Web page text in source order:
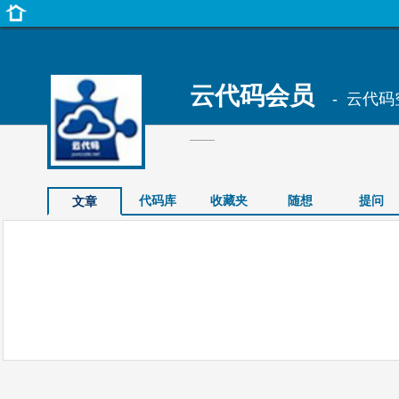
云代码会员 - 云代码
——
文章 代码库 收藏夹 随想 提问